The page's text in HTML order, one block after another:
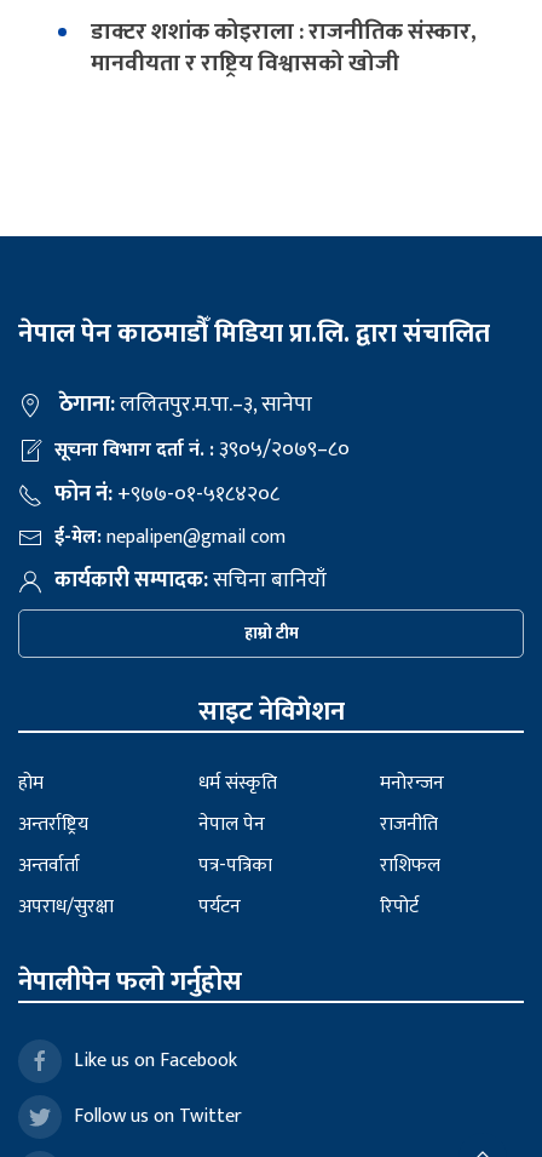
डाक्टर शशांक कोइराला : राजनीतिक संस्कार,
मानवीयता र राष्ट्रिय विश्वासको खोजी
नेपाल पेन काठमाडौँ मिडिया प्रा.लि. द्वारा संचालित
ठेगाना:ललितपुर.म.पा.–३, सानेपा
सूचना विभाग दर्ता नं. :३९०५/२०७९–८०
फोन नं:+९७७-०१-५१८४२०८
ई-मेल:nepalipen@gmail com
कार्यकारी सम्पादक:सचिना बानियाँ
हाम्रो टीम
साइट नेविगेशन
होम
अन्तर्राष्ट्रिय
अन्तर्वार्ता
अपराध/सुरक्षा
धर्म संस्कृति
नेपाल पेन
पत्र-पत्रिका
पर्यटन
मनोरन्जन
राजनीति
राशिफल
रिपोर्ट
नेपालीपेन फलो गर्नुहोस
Like us on Facebook
Follow us on Twitter